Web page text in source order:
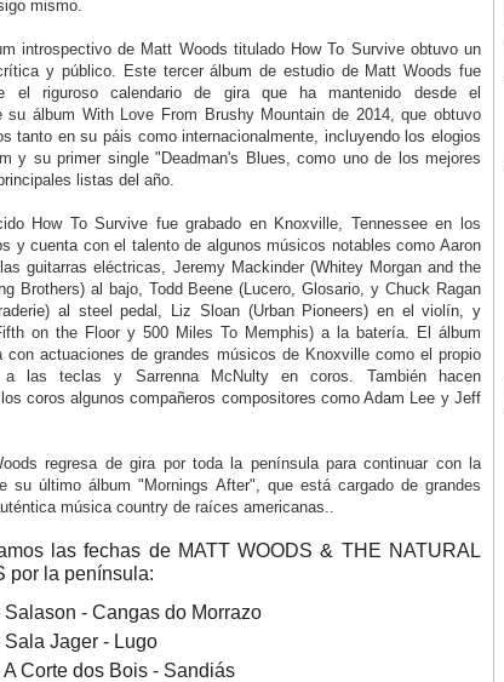
mismo.
introspectivo de Matt Woods titulado How To Survive obtuvo un
y público. Este tercer álbum de estudio de Matt Woods fue
el riguroso calendario de gira que ha mantenido desde el
su álbum With Love From Brushy Mountain de 2014, que obtuvo
tanto en su páis como internacionalmente, incluyendo los elogios
y su primer single "Deadman's Blues, como uno de los mejores
listas del año.
How To Survive fue grabado en Knoxville, Tennessee en los
y cuenta con el talento de algunos músicos notables como Aaron
guitarras eléctricas, Jeremy Mackinder (Whitey Morgan and the
Brothers) al bajo, Todd Beene (Lucero, Glosario, y Chuck Ragan
al steel pedal, Liz Sloan (Urban Pioneers) en el violín, y
on the Floor y 500 Miles To Memphis) a la batería. El álbum
con actuaciones de grandes músicos de Knoxville como el propio
las teclas y Sarrenna McNulty en coros. También hacen
coros algunos compañeros compositores como Adam Lee y Jeff
regresa de gira por toda la península para continuar con la
su último álbum "Mornings After", que está cargado de grandes
música country de raíces americanas..
las fechas de MATT WOODS & THE NATURAL
por la península:
Salason - Cangas do Morrazo
Sala Jager - Lugo
A Corte dos Bois - Sandiás